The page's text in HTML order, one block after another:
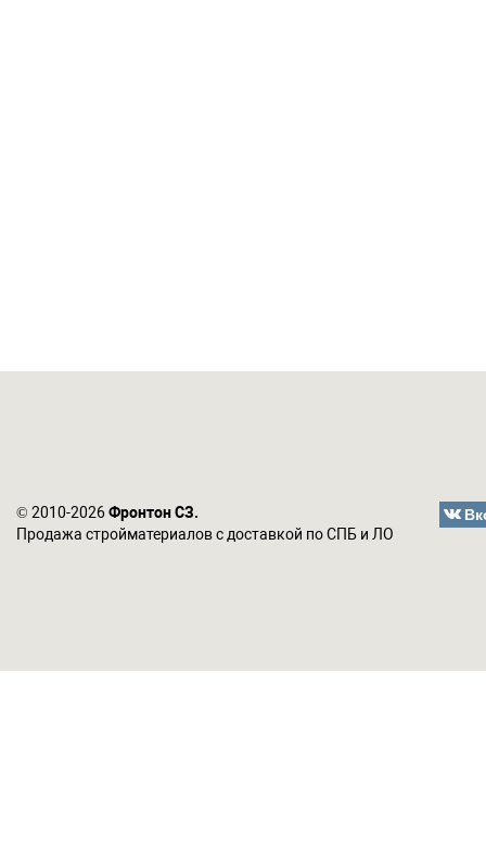
© 2010-2026Фронтон СЗ.
Продажа стройматериалов с доставкой по СПБ и ЛО